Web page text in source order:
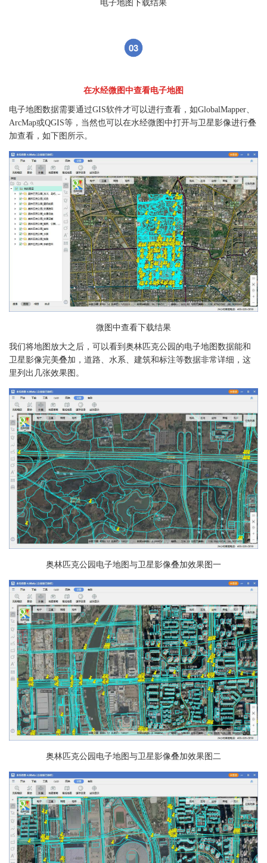
电子地图下载结果
03
在水经微图中查看电子地图
电子地图数据需要通过GIS软件才可以进行查看，如GlobalMapper、
ArcMap或QGIS等，当然也可以在水经微图中打开与卫星影像进行叠
加查看，如下图所示。
微图中查看下载结果
我们将地图放大之后，可以看到奥林匹克公园的电子地图数据能和
卫星影像完美叠加，道路、水系、建筑和标注等数据非常详细，这
里列出几张效果图。
奥林匹克公园电子地图与卫星影像叠加效果图一
奥林匹克公园电子地图与卫星影像叠加效果图二